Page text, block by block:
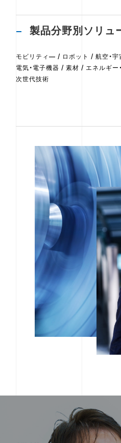
製品分野別ソリュ
モビリティ— / ロボット / 航空・
電気・電子機器 / 素材 / エネルギ
次世代技術